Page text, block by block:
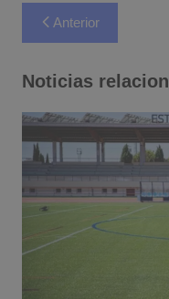
Navegación
de
entradas
Anterior
Noticias